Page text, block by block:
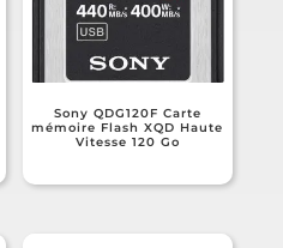
Sony QDG120F Carte
mémoire Flash XQD Haute
Vitesse 120 Go